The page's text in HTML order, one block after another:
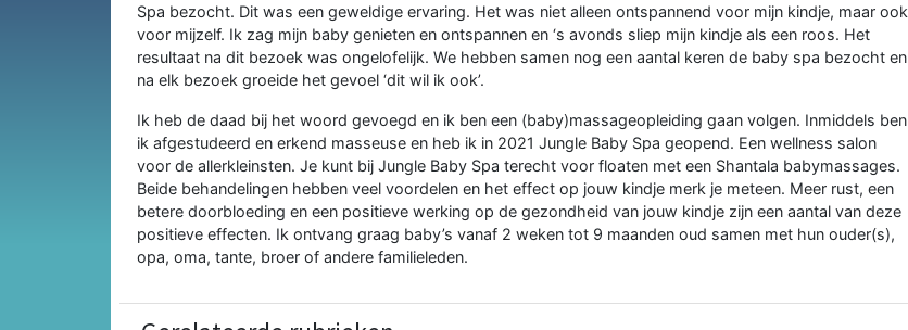
Spa bezocht. Dit was een geweldige ervaring. Het was niet alleen ontspannend voor mijn kindje, maar ook
voor mijzelf. Ik zag mijn baby genieten en ontspannen en ‘s avonds sliep mijn kindje als een roos. Het
resultaat na dit bezoek was ongelofelijk. We hebben samen nog een aantal keren de baby spa bezocht en
na elk bezoek groeide het gevoel ‘dit wil ik ook’.
Ik heb de daad bij het woord gevoegd en ik ben een (baby)massageopleiding gaan volgen. Inmiddels ben
ik afgestudeerd en erkend masseuse en heb ik in 2021 Jungle Baby Spa geopend. Een wellness salon
voor de allerkleinsten. Je kunt bij Jungle Baby Spa terecht voor floaten met een Shantala babymassages.
Beide behandelingen hebben veel voordelen en het effect op jouw kindje merk je meteen. Meer rust, een
betere doorbloeding en een positieve werking op de gezondheid van jouw kindje zijn een aantal van deze
positieve effecten. Ik ontvang graag baby’s vanaf 2 weken tot 9 maanden oud samen met hun ouder(s),
opa, oma, tante, broer of andere familieleden.